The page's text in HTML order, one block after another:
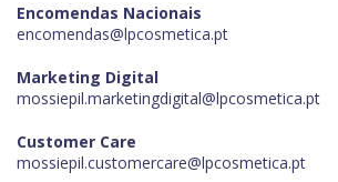
Encomendas Nacionais
encomendas@lpcosmetica.pt
Marketing Digital
mossiepil.marketingdigital@lpcosmetica.pt
Customer Care
mossiepil.customercare@lpcosmetica.pt